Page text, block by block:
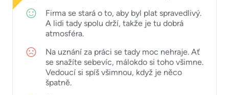
Firma se stará o to, aby byl plat spravedlivý.
A lidi tady spolu drží, takže je tu dobrá
atmosféra.
Na uznání za práci se tady moc nehraje. Ať
se snažíte sebevíc, málokdo si toho všimne.
Vedoucí si spíš všimnou, když je něco
špatně.